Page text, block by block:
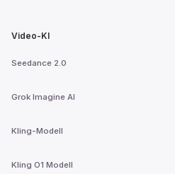
Video-KI
Seedance 2.0
Grok Imagine AI
Kling-Modell
Kling O1 Modell